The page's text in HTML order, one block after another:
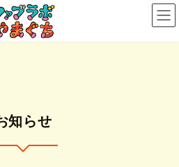
知らせ